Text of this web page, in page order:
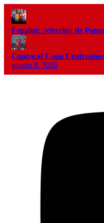
Fepafut: Selección de
Concacaf Copa
agosto 8, 2026